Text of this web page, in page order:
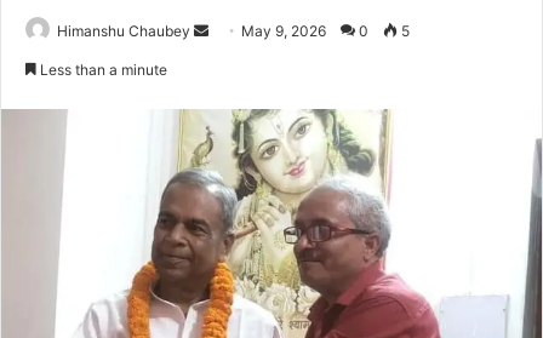
Himanshu Chaubey May 9, 2026 0 5
Less than a minute